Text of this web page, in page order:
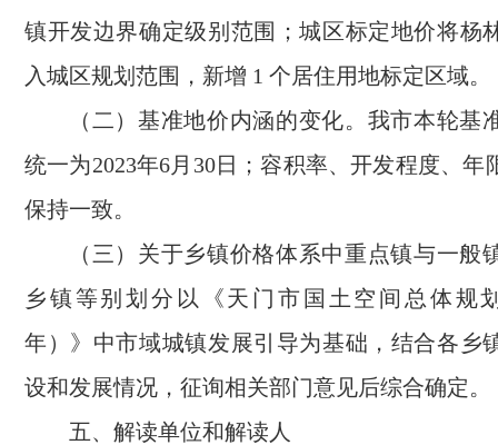
镇开发边界确定级别范围；城区标定地价将杨
入城区规划范围，新增 1 个居住用地标定区域。
（二）基准地价内涵的变化。我市本轮基
统一为2023年6月30日；容积率、开发程度、年
保持一致。
（三）关于乡镇价格体系中重点镇与一般
乡镇等别划分以《天门市国土空间总体规
年）》中市域城镇发展引导为基础，结合各乡
设和发展情况，征询相关部门意见后综合确定。
五、解读单位和解读人